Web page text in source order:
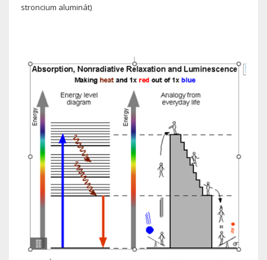
stroncium aluminát)